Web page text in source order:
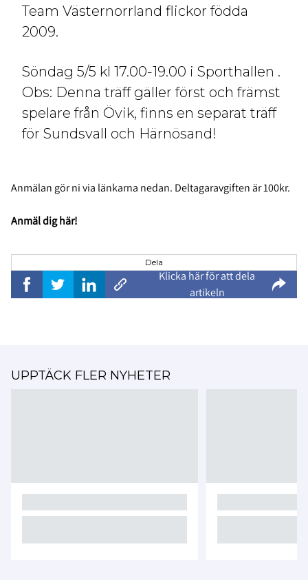
Team Västernorrland flickor födda
2009.
Söndag 5/5 kl 17.00-19.00 i Sporthallen .
Obs: Denna träff gäller först och främst
spelare från Övik, finns en separat träff
för Sundsvall och Härnösand!
Anmälan gör ni via länkarna nedan. Deltagaravgiften är 100kr.
Anmäl dig här!
Dela
Klicka här för att dela
artikeln
UPPTÄCK FLER NYHETER